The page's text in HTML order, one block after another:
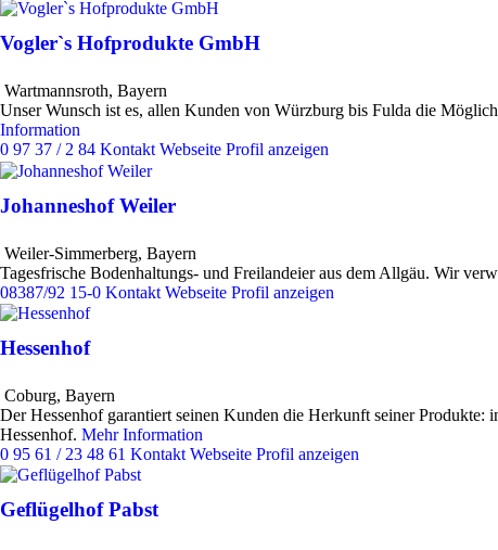
Vogler`s Hofprodukte GmbH
Wartmannsroth, Bayern
Unser Wunsch ist es, allen Kunden von Würzburg bis Fulda die
Information
0 97 37 / 2 84 Kontakt Webseite Profil anzeigen
Johanneshof Weiler
Weiler-Simmerberg, Bayern
Tagesfrische Bodenhaltungs- und Freilandeier aus dem Allgäu. Wir
08387/92 15-0 Kontakt Webseite Profil anzeigen
Hessenhof
Coburg, Bayern
Der Hessenhof garantiert seinen Kunden die Herkunft seiner
Hessenhof. Mehr Information
0 95 61 / 23 48 61 Kontakt Webseite Profil anzeigen
Geflügelhof Pabst